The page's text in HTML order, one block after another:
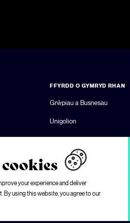
FFYRDD O GYMRYD RHAN
Grŵpiau a Busnesau
Unigolion
Rhwydwaith Lleiafrifoedd
Pobl Ifanc
cookies
your experience and deliver
By using this website, you agree to our